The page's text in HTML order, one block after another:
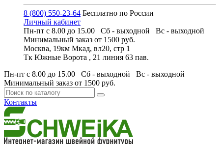
8 (800) 550-23-64 Бесплатно по России
Личный кабинет
Пн-пт с 8.00 до 15.00 Сб - выходной Вс - выходной
Минимальный заказ от 1500 руб.
Москва, 19км Мкад, вл20, стр 1
Тк Южные Ворота , 21 линия 63 пав.
Пн-пт с 8.00 до 15.00 Сб - выходной Вс - выходной
Минимальный заказ от 1500 руб.
Контакты